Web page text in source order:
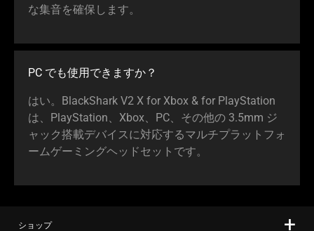
な集音を確保し ます。
PC でも使用できま すか ？
はい。BlackShark V2 X for Xbox & for PlayStation
は、PlayStation、Xbox、PC、その他の 3.5mm ジ
ャック搭載デバイスに対応するマルチプラットフォ
ームゲーミングヘッドセット です。
ショップ